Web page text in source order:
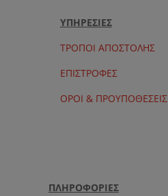
ΥΠΗΡΕΣΙΕΣ
ΤΡΟΠΟΙ ΑΠΟΣΤΟΛΗΣ
ΕΠΙΣΤΡΟΦΕΣ
ΟΡΟΙ & ΠΡΟΥΠΟΘΕΣΕΙΣ
ΠΛΗΡΟΦΟΡΙΕΣ